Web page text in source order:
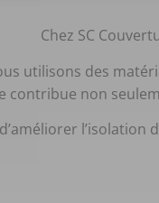
Chez SC
utilisons des
contribue non